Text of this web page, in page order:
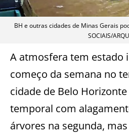
BH e outras cidades de Minas Gerais
SOCIAIS/
A atmosfera tem estado
começo da semana no
cidade de Belo
temporal com
árvores na segunda,